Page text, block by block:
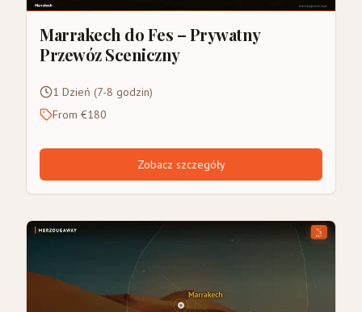
Marrakech do Fes – Prywatny
Przewóz Sceniczny
1 Dzień (7-8 godzin)
From €180
Zobacz szczegóły